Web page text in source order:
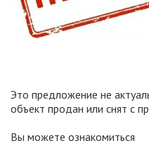
Это предложение не
объект продан или снят с
Вы можете ознакомиться